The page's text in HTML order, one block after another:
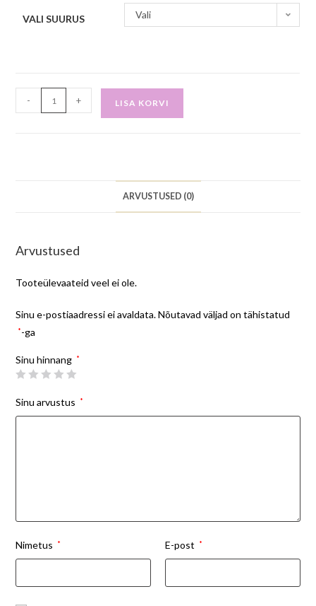
VALI SUURUS Vali
- + LISA KORVI
ARVUSTUSED (0)
Arvustused
Tooteülevaateid veel ei ole.
Sinu e-postiaadressi ei avaldata. Nõutavad väljad on tähistatud
*-ga
Sinu hinnang *
Sinu arvustus *
Nimetus * E-post *